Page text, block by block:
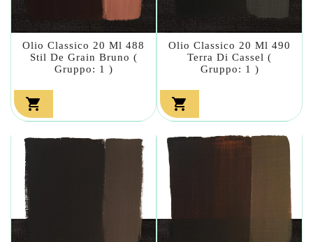
Olio Classico 20 Ml 488
Stil De Grain Bruno (
Gruppo: 1 )

Olio Classico 20 Ml 490
Terra Di Cassel (
Gruppo: 1 )
